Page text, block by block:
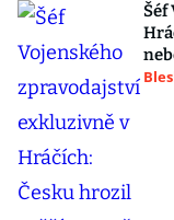
Šéf